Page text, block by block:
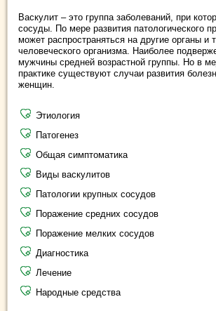
Васкулит – это группа заболеваний, при
сосуды. По мере развития патологического
может распространяться на другие органы и
человеческого организма. Наиболее
мужчины средней возрастной группы. Но в
практике существуют случаи развития
женщин.
Этиология
Патогенез
Общая симптоматика
Виды васкулитов
Патологии крупных сосудов
Поражение средних сосудов
Поражение мелких сосудов
Диагностика
Лечение
Народные средства